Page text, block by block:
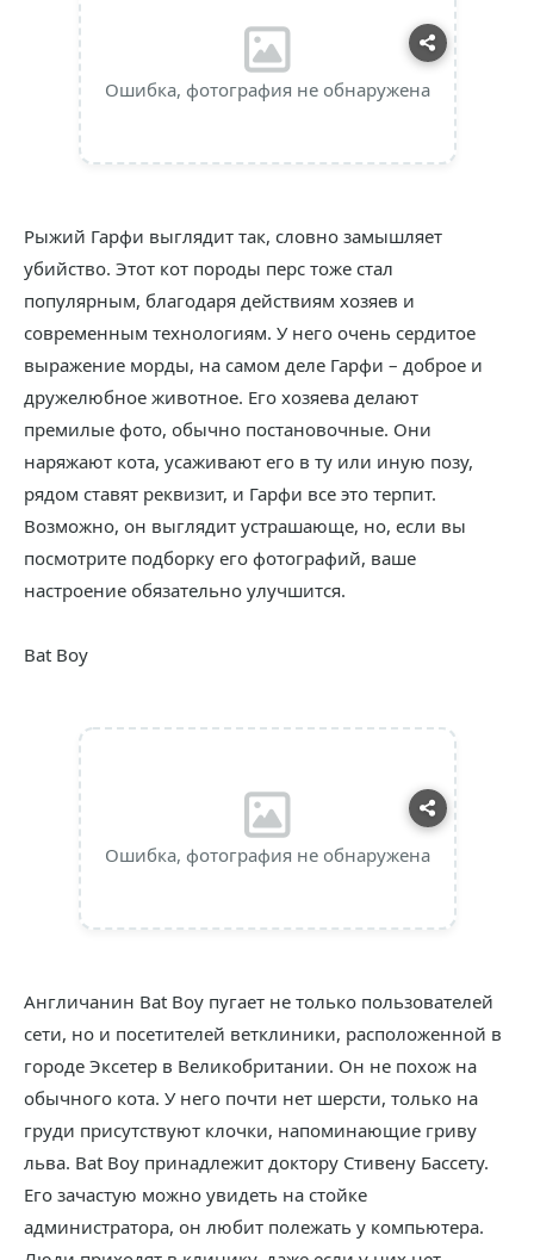
Ошибка, фотография не обнаружена
Рыжий Гарфи выглядит так, словно замышляет
убийство. Этот кот породы перс тоже стал
популярным, благодаря действиям хозяев и
современным технологиям. У него очень сердитое
выражение морды, на самом деле Гарфи – доброе и
дружелюбное животное. Его хозяева делают
премилые фото, обычно постановочные. Они
наряжают кота, усаживают его в ту или иную позу,
рядом ставят реквизит, и Гарфи все это терпит.
Возможно, он выглядит устрашающе, но, если вы
посмотрите подборку его фотографий, ваше
настроение обязательно улучшится.
Bat Boy
Ошибка, фотография не обнаружена
Англичанин Bat Boy пугает не только пользователей
сети, но и посетителей ветклиники, расположенной в
городе Эксетер в Великобритании. Он не похож на
обычного кота. У него почти нет шерсти, только на
груди присутствуют клочки, напоминающие гриву
льва. Bat Boy принадлежит доктору Стивену Бассету.
Его зачастую можно увидеть на стойке
администратора, он любит полежать у компьютера.